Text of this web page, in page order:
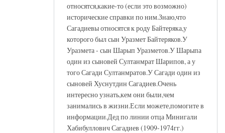
относятся,какие-то (если это возможно)
исторические справки по ним.Знаю,что
Сагадиевы относятся к роду Байтеряка,у
которого был сын Уразмет Байтеряков.У
Уразмета - сын Шарып Уразметов.У Шарыпа
один из сыновей Султанмрат Шарипов, а у
того Сагади Султанмратов.У Сагади один из
сыновей Хуснутдин Сагадиев.Очень
интересно узнать,кем они были,чем
занимались в жизни.Если можете,помогите в
информации.Дед по линии отца Минигали
Хабибуллович Сагадиев (1909-1974гг.)